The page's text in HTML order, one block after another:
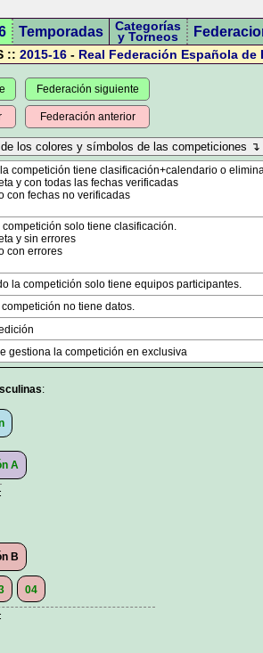
Temporadas Categorías
y Torneos
:: 2015-16 - Real Federación Española de
Federación siguiente
Federación anterior
competición tiene clasificación+calendario o
y con todas las fechas verificadas
con fechas no verificadas
solo tiene clasificación.
y sin errores
con errores
la competición solo tiene equipos participantes.
no tiene datos.
gestiona la competición en exclusiva
:
A
B
04